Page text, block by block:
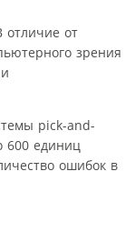
отличие от
зрения
pick-and-
600 единиц
ошибок в